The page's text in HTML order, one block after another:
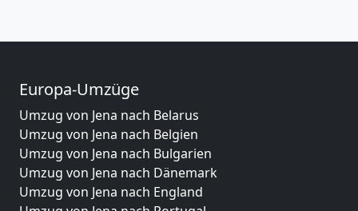
Europa-Umzüge
Umzug von Jena nach Belarus
Umzug von Jena nach Belgien
Umzug von Jena nach Bulgarien
Umzug von Jena nach Dänemark
Umzug von Jena nach England